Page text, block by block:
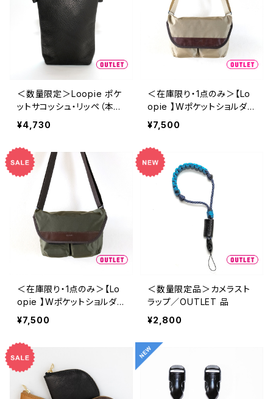
＜数量限定＞Loopie ポケ
ットサコッシュ・リッペ（本体
のみ）
¥4,730
＜在庫限り・1点のみ＞【Lo
opie 】Wポケットショルダ
ー
¥7,500
＜在庫限り・1点のみ＞【Lo
opie 】Wポケットショルダ
ー｜カーキグリーン
¥7,500
＜数量限定品＞カメラスト
ラップ／OUTLET 品
¥2,800